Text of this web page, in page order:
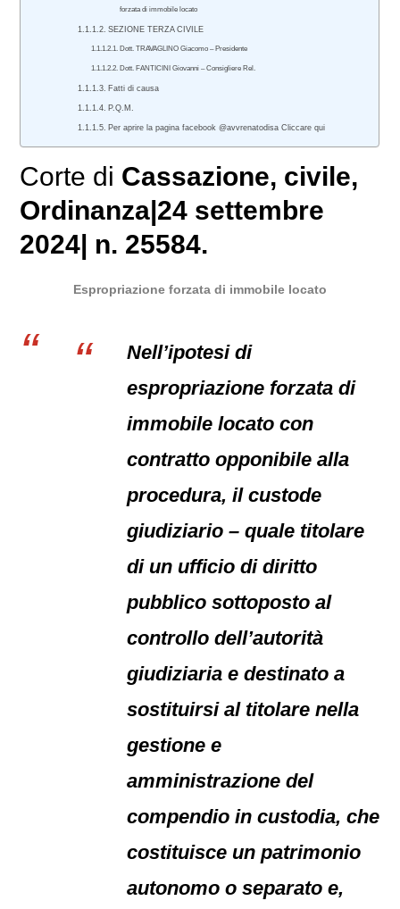
forzata di immobile locato
SEZIONE TERZA CIVILE
Dott. TRAVAGLINO Giacomo – Presidente
Dott. FANTICINI Giovanni – Consigliere Rel.
Fatti di causa
P.Q.M.
Per aprire la pagina facebook @avvrenatodisa Cliccare qui
Corte di Cassazione, civile,
Ordinanza|24 settembre
2024| n. 25584.
Espropriazione forzata di immobile locato
Nell’ipotesi di
espropriazione forzata di
immobile locato con
contratto opponibile alla
procedura, il custode
giudiziario – quale titolare
di un ufficio di diritto
pubblico sottoposto al
controllo dell’autorità
giudiziaria e destinato a
sostituirsi al titolare nella
gestione e
amministrazione del
compendio in custodia, che
costituisce un patrimonio
autonomo o separato e,